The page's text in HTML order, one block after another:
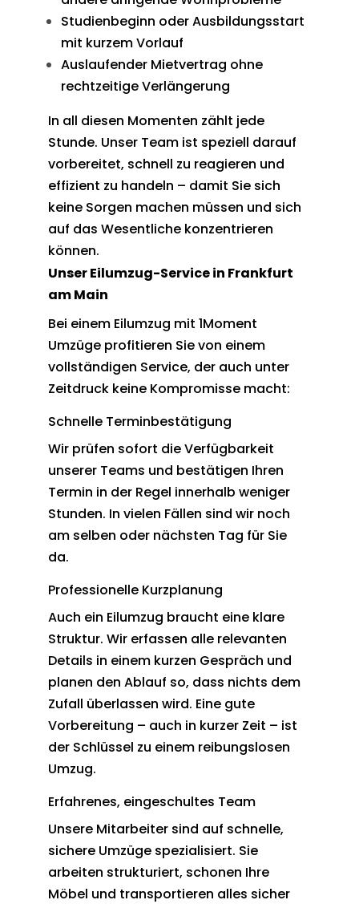
Studienbeginn oder Ausbildungsstart
mit kurzem Vorlauf
Auslaufender Mietvertrag ohne
rechtzeitige Verlängerung
In all diesen Momenten zählt jede
Stunde. Unser Team ist speziell darauf
vorbereitet, schnell zu reagieren und
effizient zu handeln – damit Sie sich
keine Sorgen machen müssen und sich
auf das Wesentliche konzentrieren
können.
Unser Eilumzug-Service in Frankfurt
am Main
Bei einem Eilumzug mit 1Moment
Umzüge profitieren Sie von einem
vollständigen Service, der auch unter
Zeitdruck keine Kompromisse macht:
Schnelle Terminbestätigung
Wir prüfen sofort die Verfügbarkeit
unserer Teams und bestätigen Ihren
Termin in der Regel innerhalb weniger
Stunden. In vielen Fällen sind wir noch
am selben oder nächsten Tag für Sie
da.
Professionelle Kurzplanung
Auch ein Eilumzug braucht eine klare
Struktur. Wir erfassen alle relevanten
Details in einem kurzen Gespräch und
planen den Ablauf so, dass nichts dem
Zufall überlassen wird. Eine gute
Vorbereitung – auch in kurzer Zeit – ist
der Schlüssel zu einem reibungslosen
Umzug.
Erfahrenes, eingeschultes Team
Unsere Mitarbeiter sind auf schnelle,
sichere Umzüge spezialisiert. Sie
arbeiten strukturiert, schonen Ihre
Möbel und transportieren alles sicher